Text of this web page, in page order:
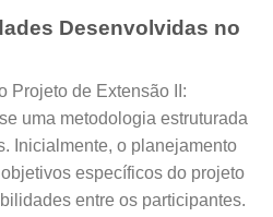
Desenvolvidas no
Projeto de Extensão II:
uma metodologia estruturada
Inicialmente, o planejamento
específicos do projeto
entre os participantes.